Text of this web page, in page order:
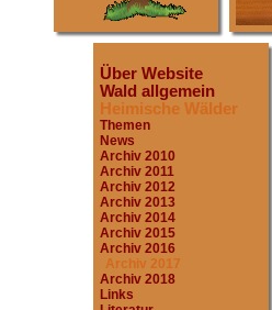
Über Website
Wald allgemein
Heimische Wälder
Themen
News
Archiv 2010
Archiv 2011
Archiv 2012
Archiv 2013
Archiv 2014
Archiv 2015
Archiv 2016
Archiv 2017
Archiv 2018
Links